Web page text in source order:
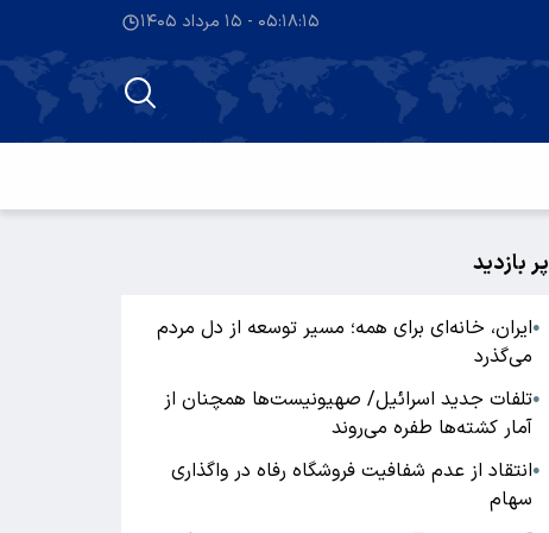
۰۵:۱۸:۱۵ - ۱۵ مرداد ۱۴۰۵
پر بازدید
●ایران، خانه‌ای برای همه؛ مسیر توسعه از دل مردم
می‌گذرد
●تلفات جدید اسرائیل/ صهیونیست‌ها همچنان از
آمار کشته‌ها طفره می‌روند
●انتقاد از عدم شفافیت فروشگاه رفاه در واگذاری
سهام